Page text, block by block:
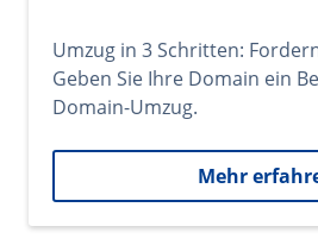
Umzug in 3 Schritten:
Geben Sie Ihre Domain ein
Domain-Umzug.
Mehr